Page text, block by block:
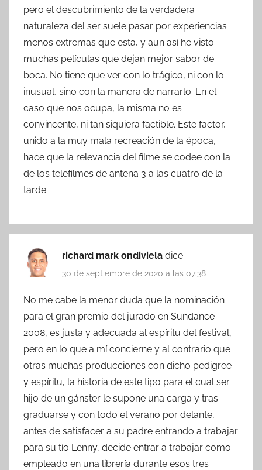
pero el descubrimiento de la verdadera
naturaleza del ser suele pasar por experiencias
menos extremas que esta, y aun así he visto
muchas películas que dejan mejor sabor de
boca. No tiene que ver con lo trágico, ni con lo
inusual, sino con la manera de narrarlo. En el
caso que nos ocupa, la misma no es
convincente, ni tan siquiera factible. Este factor,
unido a la muy mala recreación de la época,
hace que la relevancia del filme se codee con la
de los telefilmes de antena 3 a las cuatro de la
tarde.
richard mark ondiviela dice:
30 de septiembre de 2020 a las 07:38
No me cabe la menor duda que la nominación
para el gran premio del jurado en Sundance
2008, es justa y adecuada al espíritu del festival,
pero en lo que a mí concierne y al contrario que
otras muchas producciones con dicho pedigree
y espíritu, la historia de este tipo para el cual ser
hijo de un gánster le supone una carga y tras
graduarse y con todo el verano por delante,
antes de satisfacer a su padre entrando a trabajar
para su tío Lenny, decide entrar a trabajar como
empleado en una librería durante esos tres